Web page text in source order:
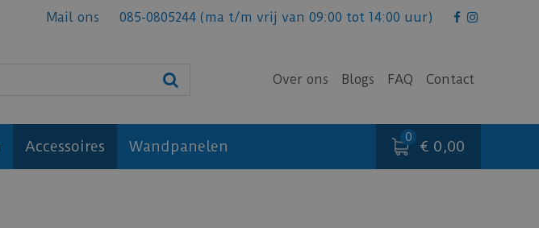
Mail ons 085-0805244 (ma t/m vrij van 09:00 tot 14:00 uur)
Over ons Blogs FAQ Contact
Accessoires Wandpanelen € 0,00